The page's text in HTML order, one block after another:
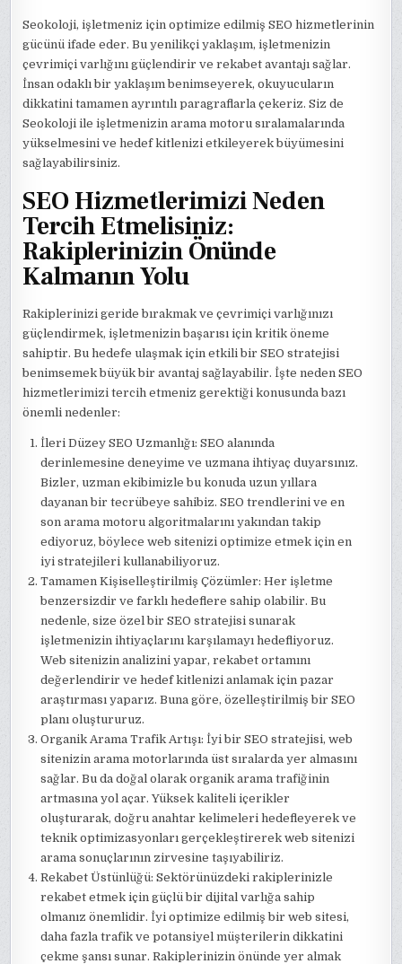
Seokoloji, işletmeniz için optimize edilmiş SEO hizmetlerinin
gücünü ifade eder. Bu yenilikçi yaklaşım, işletmenizin
çevrimiçi varlığını güçlendirir ve rekabet avantajı sağlar.
İnsan odaklı bir yaklaşım benimseyerek, okuyucuların
dikkatini tamamen ayrıntılı paragraflarla çekeriz. Siz de
Seokoloji ile işletmenizin arama motoru sıralamalarında
yükselmesini ve hedef kitlenizi etkileyerek büyümesini
sağlayabilirsiniz.
SEO Hizmetlerimizi Neden
Tercih Etmelisiniz:
Rakiplerinizin Önünde
Kalmanın Yolu
Rakiplerinizi geride bırakmak ve çevrimiçi varlığınızı
güçlendirmek, işletmenizin başarısı için kritik öneme
sahiptir. Bu hedefe ulaşmak için etkili bir SEO stratejisi
benimsemek büyük bir avantaj sağlayabilir. İşte neden SEO
hizmetlerimizi tercih etmeniz gerektiği konusunda bazı
önemli nedenler:
İleri Düzey SEO Uzmanlığı: SEO alanında
derinlemesine deneyime ve uzmana ihtiyaç duyarsınız.
Bizler, uzman ekibimizle bu konuda uzun yıllara
dayanan bir tecrübeye sahibiz. SEO trendlerini ve en
son arama motoru algoritmalarını yakından takip
ediyoruz, böylece web sitenizi optimize etmek için en
iyi stratejileri kullanabiliyoruz.
Tamamen Kişiselleştirilmiş Çözümler: Her işletme
benzersizdir ve farklı hedeflere sahip olabilir. Bu
nedenle, size özel bir SEO stratejisi sunarak
işletmenizin ihtiyaçlarını karşılamayı hedefliyoruz.
Web sitenizin analizini yapar, rekabet ortamını
değerlendirir ve hedef kitlenizi anlamak için pazar
araştırması yaparız. Buna göre, özelleştirilmiş bir SEO
planı oluştururuz.
Organik Arama Trafik Artışı: İyi bir SEO stratejisi, web
sitenizin arama motorlarında üst sıralarda yer almasını
sağlar. Bu da doğal olarak organik arama trafiğinin
artmasına yol açar. Yüksek kaliteli içerikler
oluşturarak, doğru anahtar kelimeleri hedefleyerek ve
teknik optimizasyonları gerçekleştirerek web sitenizi
arama sonuçlarının zirvesine taşıyabiliriz.
Rekabet Üstünlüğü: Sektörünüzdeki rakiplerinizle
rekabet etmek için güçlü bir dijital varlığa sahip
olmanız önemlidir. İyi optimize edilmiş bir web sitesi,
daha fazla trafik ve potansiyel müşterilerin dikkatini
çekme şansı sunar. Rakiplerinizin önünde yer almak